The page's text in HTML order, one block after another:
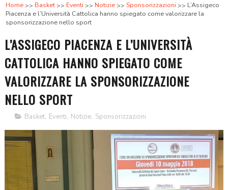
Home Basket Eventi Notizie Sponsorizzazioni
L’Assigeco
Piacenza e l’Università Cattolica hanno spiegato come valorizzare la
sponsorizzazione nello sport
L’ASSIGECO PIACENZA E L’UNIVERSITÀ
CATTOLICA HANNO SPIEGATO COME
VALORIZZARE LA SPONSORIZZAZIONE
NELLO SPORT
Basket, Eventi, Notizie, Sponsorizzazioni